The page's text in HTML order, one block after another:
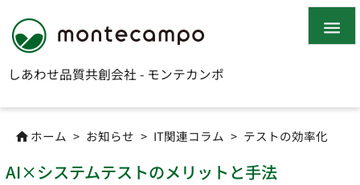
しあわせ品質共創会社 - モンテカンポ

 ホーム > お知らせ > IT関連コラム > テストの効率化
AI×システムテストのメリットと手法